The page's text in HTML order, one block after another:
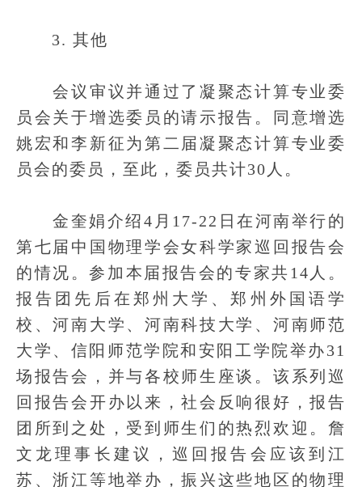
3. 其他
会议审议并通过了凝聚态计算专业委
员会关于增选委员的请示报告。同意增选
姚宏和李新征为第二届凝聚态计算专业委
员会的委员，至此，委员共计30人。
金奎娟介绍4月17-22日在河南举行的
第七届中国物理学会女科学家巡回报告会
的情况。参加本届报告会的专家共14人。
报告团先后在郑州大学、郑州外国语学
校、河南大学、河南科技大学、河南师范
大学、信阳师范学院和安阳工学院举办31
场报告会，并与各校师生座谈。该系列巡
回报告会开办以来，社会反响很好，报告
团所到之处，受到师生们的热烈欢迎。詹
文龙理事长建议，巡回报告会应该到江
苏、浙江等地举办，振兴这些地区的物理